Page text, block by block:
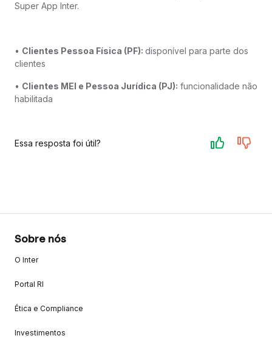
Super App Inter.
• Clientes Pessoa Física (PF): disponível para parte dos
clientes
• Clientes MEI e Pessoa Jurídica (PJ): funcionalidade não
habilitada
Essa resposta foi útil?
Sobre nós
O Inter
Portal RI
Ética e Compliance
Investimentos